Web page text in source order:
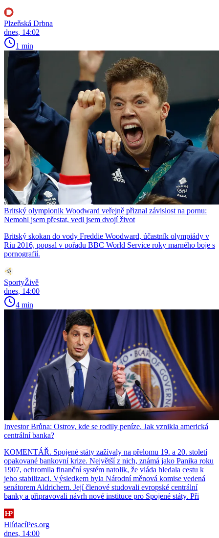
Plzeňská Drbna
dnes, 14:02
1 min
Britský olympionik Woodward veřejně přiznal závislost na pornu:
Nemohl jsem přestat, vedl jsem dvojí život
Britský skokan do vody Freddie Woodward, účastník olympiády v
Riu 2016, popsal v pořadu BBC World Service roky marného boje s
pornografií.
SportyŽivě
dnes, 14:00
4 min
Investor Brůna: Ostrov, kde se rodily peníze. Jak vznikla americká
centrální banka?
KOMENTÁŘ. Spojené státy zažívaly na přelomu 19. a 20. století
opakované bankovní krize. Největší z nich, známá jako Panika roku
1907, ochromila finanční systém natolik, že vláda hledala cestu k
jeho stabilizaci. Výsledkem byla Národní měnová komise vedená
senátorem Aldrichem. Její členové studovali evropské centrální
banky a připravovali návrh nové instituce pro Spojené státy. Při
HlídacíPes.org
dnes, 14:00